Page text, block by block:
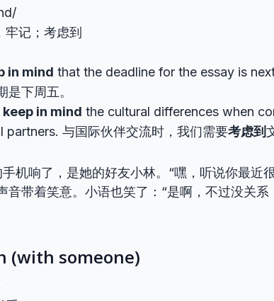
牢记；考虑到
in mind that the deadline for the essay is
是下周五。
keep in mind the cultural differences when
partners. 与国际伙伴交流时，我们需要考虑到
机响了，是她的好友小林。“嘿，听说你最近
音带着笑意。小语也笑了：“是啊，不过没关
(with someone)